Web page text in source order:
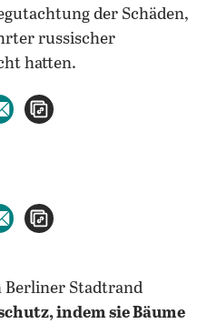
der Schäden,
russischer
hatten.
WhatsApp teilen
per E-Mail teilen
WhatsApp teilen
per E-Mail teilen
Berliner Stadtrand
indem sie Bäume